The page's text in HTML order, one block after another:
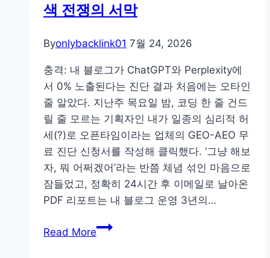
색 전쟁의 서막
Byonlybacklink01 7월 24, 2026
충격: 내 블로그가 ChatGPT와 Perplexity에
서 0% 노출된다는 진단 결과 처음에는 오타인
줄 알았다. 지난주 목요일 밤, 코딩 한 줄 건드
릴 줄 모르는 기획자인 내가 일종의 심리적 허
세(?)로 오픈타임이라는 업체의 GEO-AEO 무
료 진단 신청서를 작성해 클릭했다. ‘그냥 해보
자, 뭐 어쩌겠어’라는 반쯤 체념 섞인 마음으로
잠들었고, 정확히 24시간 후 이메일로 날아온
PDF 리포트는 내 블로그 운영 3년의…
Read More코